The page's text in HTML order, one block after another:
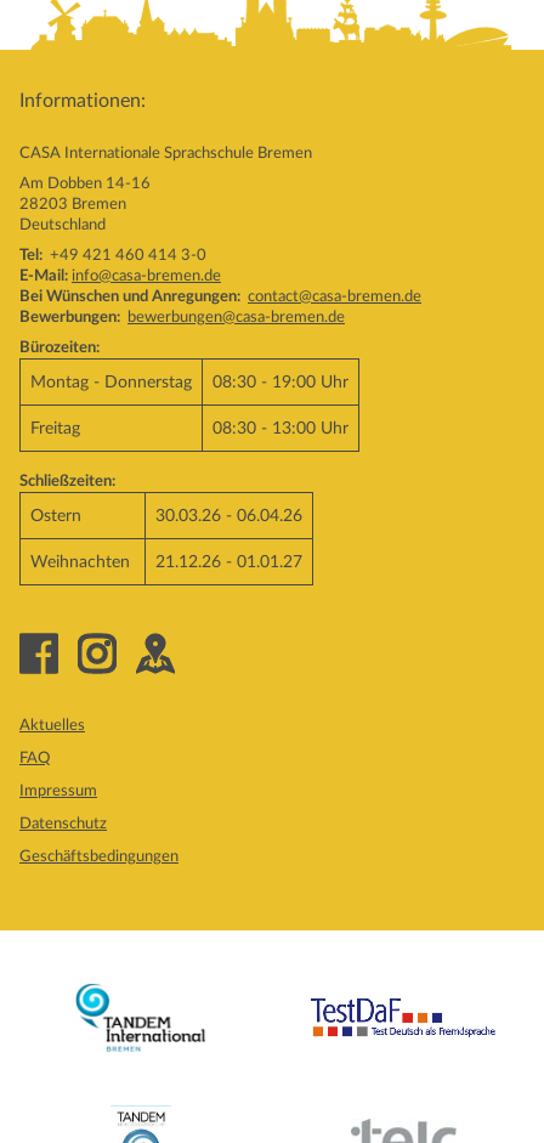
Informationen:
CASA Internationale Sprachschule Bremen
Am Dobben 14-16
28203 Bremen
Deutschland
Tel: +49 421 460 414 3-0
E-Mail: info@casa-bremen.de
Bei Wünschen und Anregungen: contact@casa-bremen.de
Bewerbungen:
bewerbungen@casa-bremen.de
Bürozeiten:
Montag - Donnerstag 08:30 - 19:00 Uhr
Freitag 08:30 - 13:00 Uhr
Schließzeiten:
Ostern 30.03.26 - 06.04.26
Weihnachten 21.12.26 - 01.01.27
Aktuelles
FAQ
Impressum
Datenschutz
Geschäftsbedingungen